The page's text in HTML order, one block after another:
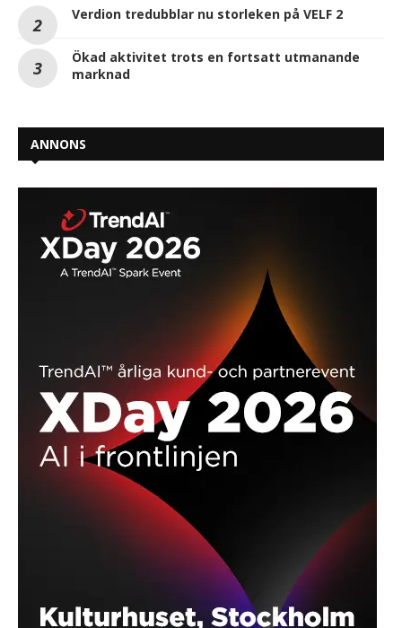
Verdion tredubblar nu storleken på VELF 2
Ökad aktivitet trots en fortsatt utmanande
marknad
ANNONS